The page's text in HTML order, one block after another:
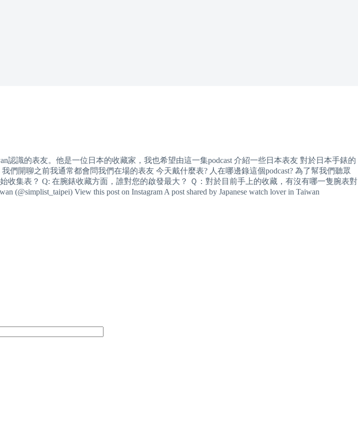
認識的表友。他是一位日本的收藏家，我也希望由這一集podcast 介紹一些日本表友 對於日本手錶的
開聊之前我通常都會問我們在場的表友 今天戴什麼表? 人在哪邊錄這個podcast? 為了幫我們聽眾
集表？ Q: 在腕錶收藏方面，誰對您的啟發最大？ Ｑ：對於目前手上的收藏，有沒有哪一隻腕表對
(@simplist_taipei) View this post on Instagram A post shared by Japanese watch lover in Taiwan